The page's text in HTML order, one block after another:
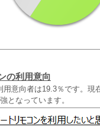
の利用意向
用意向者は19.3％です。
となっています。